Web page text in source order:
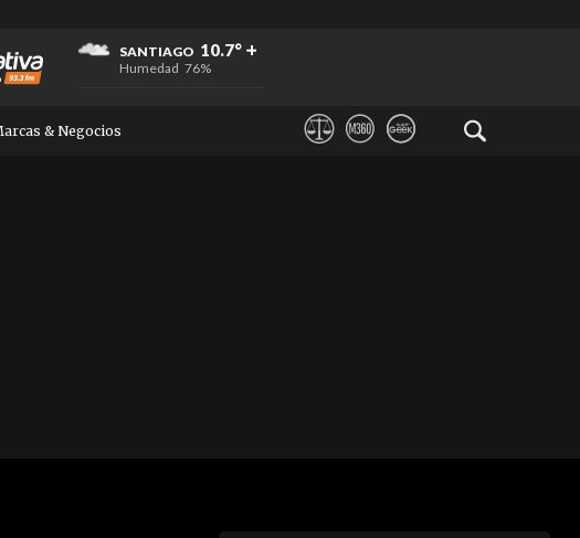
SANTIAGO 10.7°
Humedad 76%
+
+
+
& Negocios